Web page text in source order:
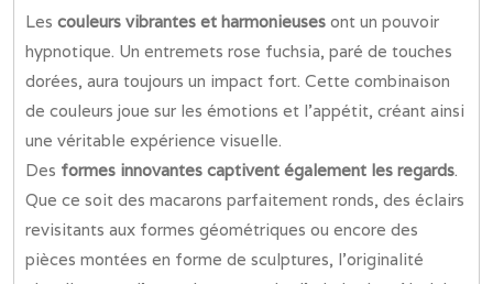
Les couleurs vibrantes et harmonieuses ont un pouvoir
hypnotique. Un entremets rose fuchsia, paré de touches
dorées, aura toujours un impact fort. Cette combinaison
de couleurs joue sur les émotions et l’appétit, créant ainsi
une véritable expérience visuelle.
Des formes innovantes captivent également les regards.
Que ce soit des macarons parfaitement ronds, des éclairs
revisitants aux formes géométriques ou encore des
pièces montées en forme de sculptures, l’originalité